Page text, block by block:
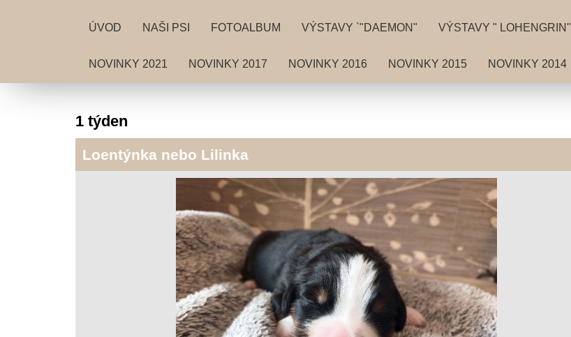
ÚVOD NAŠI PSI FOTOALBUM VÝSTAVY `"DAEMON" VÝSTAVY " LOHENGRIN"
NOVINKY 2021 NOVINKY 2017 NOVINKY 2016 NOVINKY 2015 NOVINKY 2014
1 týden
Loentýnka nebo Lilinka